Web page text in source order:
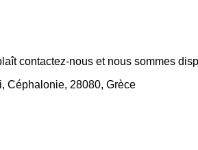
contactez-nous et nous sommes
Céphalonie, 28080, Grèce